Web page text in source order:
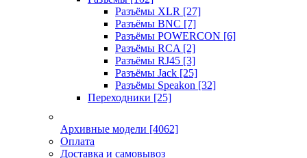
Разъёмы XLR [27]
Разъёмы BNC [7]
Разъёмы POWERCON [6]
Разъёмы RCA [2]
Разъёмы RJ45 [3]
Разъёмы Jack [25]
Разъёмы Speakon [32]
Переходники [25]
Архивные модели [4062]
Оплата
Доставка и самовывоз